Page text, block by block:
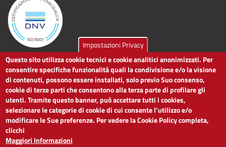
LINK UTILI
Dichiarazione di accessibilità
Obiettivi di accessibilità
Segnalaci problemi di accessibilità
Note legali
Privacy
Accesso riservato
Impostazioni Privacy
Questo sito utilizza cookie tecnici e cookie analitici anonimizzati. Per
consentire specifiche funzionalità quali la condivisione e/o la visione
di contenuti, possono essere installati, solo previo Suo consenso,
cookie di terze parti che consentono alla terza parte di profilare gli
utenti. Tramite questo banner, può accettare tutti i cookies,
selezionare le categorie di cookie di cui consente l’utilizzo e/o
modificare le Sue preferenze. Per vedere la Cookie Policy completa,
clicchi
Maggiori Informazioni